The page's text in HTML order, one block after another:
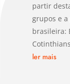
partir
grupos e
brasileira:
ler mais